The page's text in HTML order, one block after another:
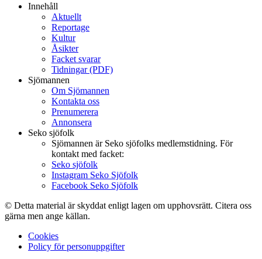
Innehåll
Aktuellt
Reportage
Kultur
Åsikter
Facket svarar
Tidningar (PDF)
Sjömannen
Om Sjömannen
Kontakta oss
Prenumerera
Annonsera
Seko sjöfolk
Sjömannen är Seko sjöfolks medlemstidning. För
kontakt med facket:
Seko sjöfolk
Instagram Seko Sjöfolk
Facebook Seko Sjöfolk
© Detta material är skyddat enligt lagen om upphovsrätt. Citera oss
gärna men ange källan.
Cookies
Policy för personuppgifter